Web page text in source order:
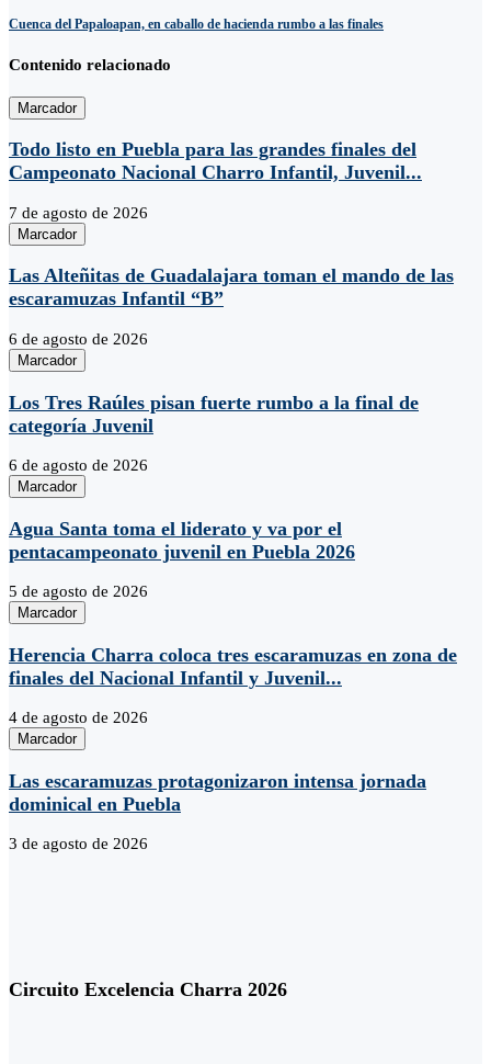
Cuenca del Papaloapan, en caballo de hacienda rumbo a las finales
Contenido relacionado
Marcador
Todo listo en Puebla para las grandes finales del
Campeonato Nacional Charro Infantil, Juvenil...
7 de agosto de 2026
Marcador
Las Alteñitas de Guadalajara toman el mando de las
escaramuzas Infantil “B”
6 de agosto de 2026
Marcador
Los Tres Raúles pisan fuerte rumbo a la final de
categoría Juvenil
6 de agosto de 2026
Marcador
Agua Santa toma el liderato y va por el
pentacampeonato juvenil en Puebla 2026
5 de agosto de 2026
Marcador
Herencia Charra coloca tres escaramuzas en zona de
finales del Nacional Infantil y Juvenil...
4 de agosto de 2026
Marcador
Las escaramuzas protagonizaron intensa jornada
dominical en Puebla
3 de agosto de 2026
Circuito Excelencia Charra 2026